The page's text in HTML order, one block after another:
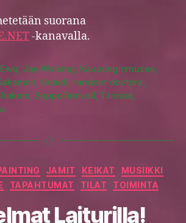
suorana
-kanavalla.
Ewu, Jay Walking, Kaupunginmuseo,
, Noaidi, random doctors,
, Seppo Renvall, Tiloissa,
Categories
JAMIT KEIKAT
MUSIIKKI
TAPAHTUMAT TILAT TOIMINTA
Laiturilla!